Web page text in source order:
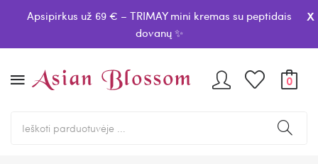
Apsipirkus už 69 € – TRIMAY mini kremas su peptidais
dovanų ✨
x
0